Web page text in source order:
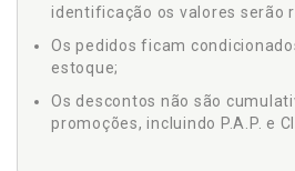
identificação os valores serão
Os pedidos ficam
estoque;
Os descontos não são
promoções, incluindo P.A.P. e